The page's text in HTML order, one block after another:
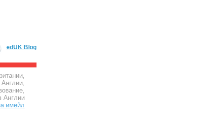
edUK Blog
Англии,
Англии